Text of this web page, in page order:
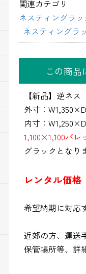
関連カテゴリ
ネスティングラッ
ネスティングラ
この商
【新品】逆ネス
外寸：
内寸：
1,100×1,100パレ
グラックとなり
レンタル価格
希望納期に対応
近郊の方、運送
保管場所等、詳